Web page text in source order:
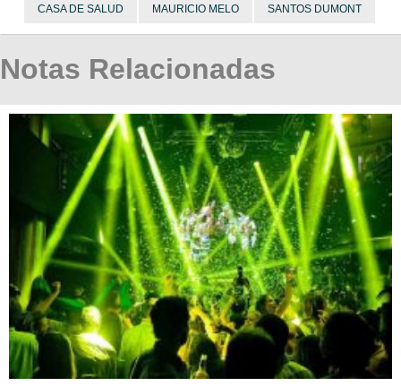
CASA DE SALUD MAURICIO MELO SANTOS DUMONT
Notas Relacionadas